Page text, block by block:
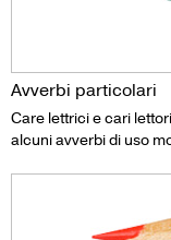
Avverbi particolari
Care lettrici e cari
alcuni avverbi di uso